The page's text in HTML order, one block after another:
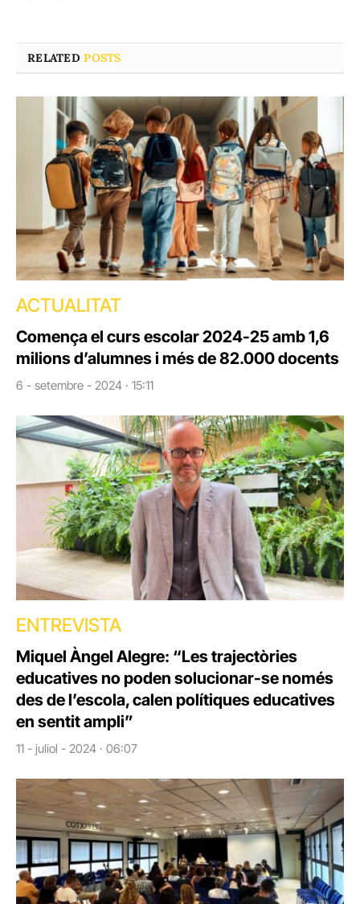
RELATEDPOSTS
ACTUALITAT
Comença el curs escolar 2024-25 amb 1,6
milions d’alumnes i més de 82.000 docents
6 - setembre - 2024 · 15:11
ENTREVISTA
Miquel Àngel Alegre: “Les trajectòries
educatives no poden solucionar-se només
des de l’escola, calen polítiques educatives
en sentit ampli”
11 - juliol - 2024 · 06:07